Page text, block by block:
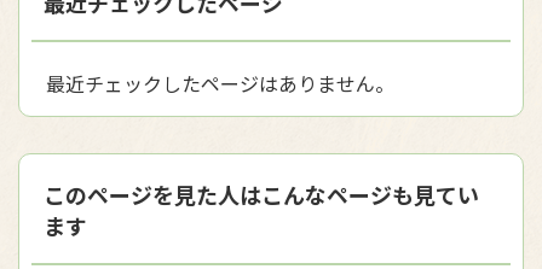
最近チェックしたページはありません。
このページを見た人はこんなページも見てい
ます